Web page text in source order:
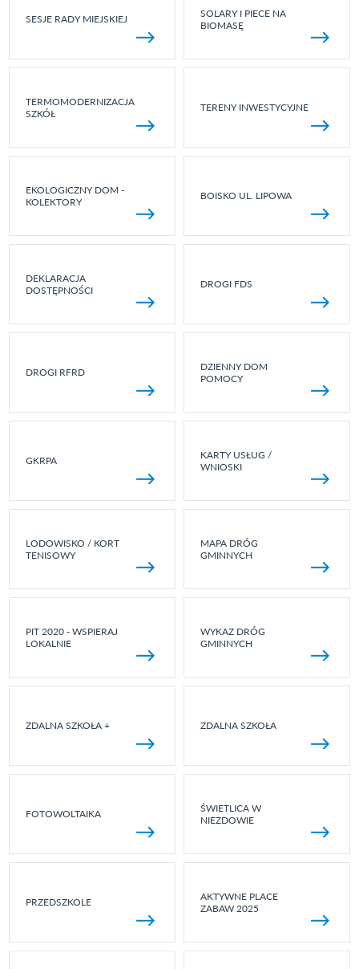
SESJE RADY MIEJSKIEJ
SOLARY I PIECE NA
BIOMASĘ
TERMOMODERNIZACJA
SZKÓŁ
TERENY INWESTYCYJNE
EKOLOGICZNY DOM -
KOLEKTORY
BOISKO UL. LIPOWA
DEKLARACJA
DOSTĘPNOŚCI
DROGI FDS
DROGI RFRD
DZIENNY DOM
POMOCY
GKRPA
KARTY USŁUG /
WNIOSKI
LODOWISKO / KORT
TENISOWY
MAPA DRÓG
GMINNYCH
PIT 2020 - WSPIERAJ
LOKALNIE
WYKAZ DRÓG
GMINNYCH
ZDALNA SZKOŁA + ZDALNA SZKOŁA
FOTOWOLTAIKA
ŚWIETLICA W
NIEZDOWIE
PRZEDSZKOLE
AKTYWNE PLACE
ZABAW 2025